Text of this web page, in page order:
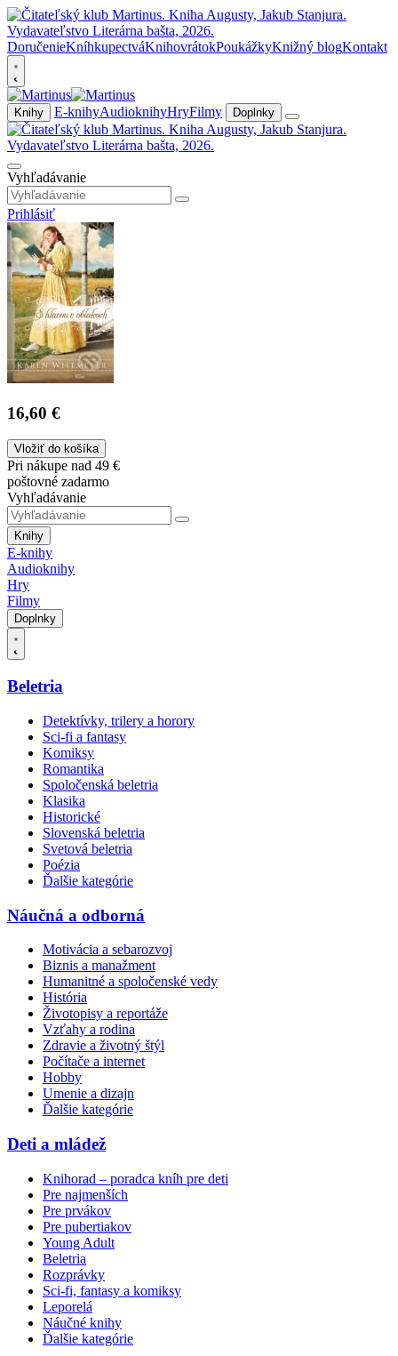
DoručenieKníhkupectváKnihovrátokPoukážkyKnižný blogKontakt
Knihy E-knihyAudioknihyHryFilmy Doplnky
Vyhľadávanie
Prihlásiť
16,60 €
Vložiť do košíka
Pri nákupe nad 49 €
poštovné zadarmo
Vyhľadávanie
Knihy
E-knihy
Audioknihy
Hry
Filmy
Doplnky
Beletria
Detektívky, trilery a horory
Sci-fi a fantasy
Komiksy
Romantika
Spoločenská beletria
Klasika
Historické
Slovenská beletria
Svetová beletria
Poézia
Ďalšie kategórie
Náučná a odborná
Motivácia a sebarozvoj
Biznis a manažment
Humanitné a spoločenské vedy
História
Životopisy a reportáže
Vzťahy a rodina
Zdravie a životný štýl
Počítače a internet
Hobby
Umenie a dizajn
Ďalšie kategórie
Deti a mládež
Knihorad – poradca kníh pre deti
Pre najmenších
Pre prvákov
Pre pubertiakov
Young Adult
Beletria
Rozprávky
Sci-fi, fantasy a komiksy
Leporelá
Náučné knihy
Ďalšie kategórie